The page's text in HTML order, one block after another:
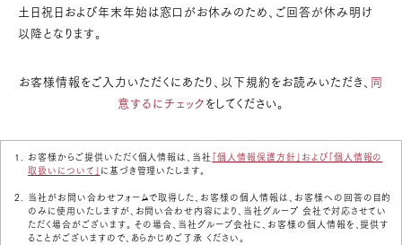
土日祝日および年末年始は窓口がお休みのため、ご回答が休み明け
以降となります。
お客様情報をご入力いただくにあたり、以下規約をお読みいただき、 同
意するにチェックをしてください。
お客様からご提供いただく個人情報は、当社「個人情報保護方針」および「個人情報の
取扱いについて」 に基づき管理いたします。
当社がお問い合わせフォームで取得した、お客様の個人情報は、お客様への回答の目的
のみに使用いたしますが、お問い合わせ内容により、当社グループ 会社で対応させてい
ただく場合がございます。 その場合、当社グループ会社に、お客様の個人情報を、提供す
ることがございますので、あらかじめご了承 ください。